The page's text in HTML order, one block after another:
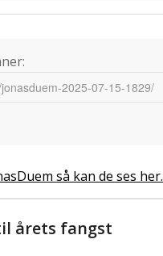
så kan de ses her.
årets fangst